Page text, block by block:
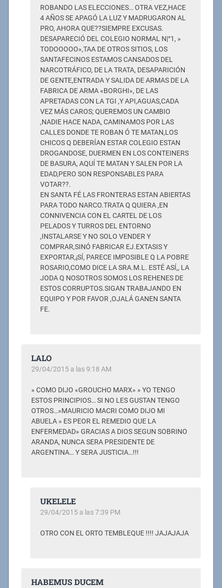
ROBANDO LAS ELECCIONES… OTRA VEZ,HACE
4 AÑOS SE APAGÓ LA LUZ Y MADRUGARON AL
PRO, AHORA QUE??SIEMPRE EXCUSAS.
DESAPARECIÓ DEL COLEGIO NORMAL N|°1, »
TODOOOOO»,TAA DE OTROS SITIOS, LOS
SANTAFECINOS ESTAMOS CANSADOS DEL
NARCOTRÁFICO, DE LA TRATA, DESAPARICIÓN
DE GENTE,ENTRADA Y SALIDA DE ARMAS DE LA
FABRICA DE ARMA «BORGHI», DE LAS
APRETADAS CON LA TGI ,Y API,AGUAS,CADA
VEZ MÁS CAROS; QUEREMOS UN CAMBIO
,NADIE HACE NADA, CAMINAMOS POR LAS
CALLES DONDE TE ROBAN Ó TE MATAN,LOS
CHICOS Q DEBERÍAN ESTAR COLEGIO ESTAN
DROGANDOSE, DUERMEN EN LOS CONTEINERS
DE BASURA, AQUÍ TE MATAN Y SALEN POR LA
EDAD,PERO SON RESPONSABLES PARA
VOTAR??.
EN SANTA FÉ LAS FRONTERAS ESTAN ABIERTAS
PARA TODO NARCO.TRATA Q QUIERA ,EN
CONNIVENCIA CON EL CARTEL DE LOS
PELADOS Y TURROS DEL ENTORNO
,INSTALARSE Y NO SOLO VENDER Y
COMPRAR,SINÓ FABRICAR EJ.EXTASIS Y
EXPORTAR,¡SÍ, PARECE IMPOSIBLE Q LA POBRE
ROSARIO,COMO DICE LA SRA.M.L. ESTÉ ASÍ,, LA
JODA Q NOSOTROS SOMOS LOS REHENES DE
ESTOS CORRUPTOS.SIGAN TRABAJANDO EN
EQUIPO Y POR FAVOR ,OJALÁ GANEN SANTA
FE.
LALO
29/04/2015 a las 9:18 AM
» COMO DIJO «GROUCHO MARX» » YO TENGO
ESTOS PRINCIPIOS… SI NO LES GUSTAN TENGO
OTROS…»MAURICIO MACRI COMO DIJO MI
ABUELA » ES PEOR EL REMEDIO QUE LA
ENFERMEDAD» GRACIAS A DIOS SEGUN SOBRINO
ARANDA, NUNCA SERA PRESIDENTE DE
ARGENTINA… Y SERA JUSTICIA…!!!
UKELELE
29/04/2015 a las 7:39 PM
OTRO CON EL ORTO TEMBLEQUE !!!! JAJAJAJA
HABEMUS DUCEM